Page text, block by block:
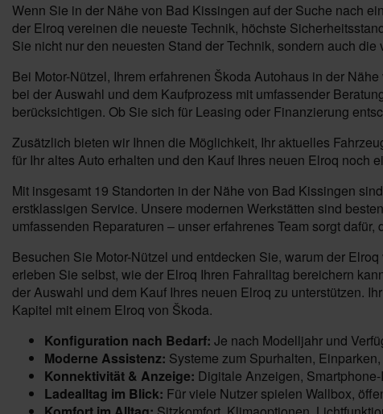
Wenn Sie in der Nähe von Bad Kissingen auf der Suche nach
der Elroq vereinen die neueste Technik, höchste
Sie nicht nur den neuesten Stand der Technik, sondern auch
Bei Motor-Nützel, Ihrem erfahrenen Škoda Autohaus in der
bei der Auswahl und dem Kaufprozess mit umfassender
berücksichtigen. Ob Sie sich für Leasing oder Finanzierung
Zusätzlich bieten wir Ihnen die Möglichkeit, Ihr aktuelles
für Ihr altes Auto erhalten und den Kauf Ihres neuen Elroq noch
Mit insgesamt 19 Standorten in der Nähe von Bad Kissingen
erstklassigen Service. Unsere modernen Werkstätten sind
umfassenden Reparaturen – unser erfahrenes Team sorgt
Besuchen Sie Motor-Nützel und entdecken Sie, warum der
erleben Sie selbst, wie der Elroq Ihren Fahralltag bereichern
der Auswahl und dem Kauf Ihres neuen Elroq zu unterstützen.
Kapitel mit einem Elroq von Škoda.
Konfiguration nach Bedarf: Je nach Modelljahr und
Moderne Assistenz: Systeme zum Spurhalten,
Konnektivität & Anzeige: Digitale Anzeigen,
Ladealltag im Blick: Für viele Nutzer spielen Wallbox,